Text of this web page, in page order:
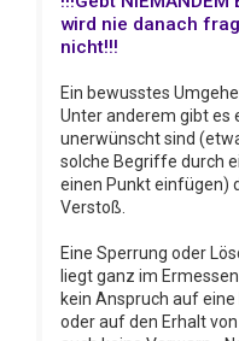
wird nie danach
nicht!!!
Ein bewusstes
Unter anderem gibt es
unerwünscht sind
solche Begriffe durch
einen Punkt einfügen)
Verstoß.
Eine Sperrung oder
liegt ganz im
kein Anspruch auf
oder auf den Erhalt